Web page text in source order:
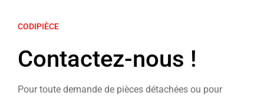
CODIPIÈCE
Contactez-nous !
Pour toute demande de pièces détachées ou pour